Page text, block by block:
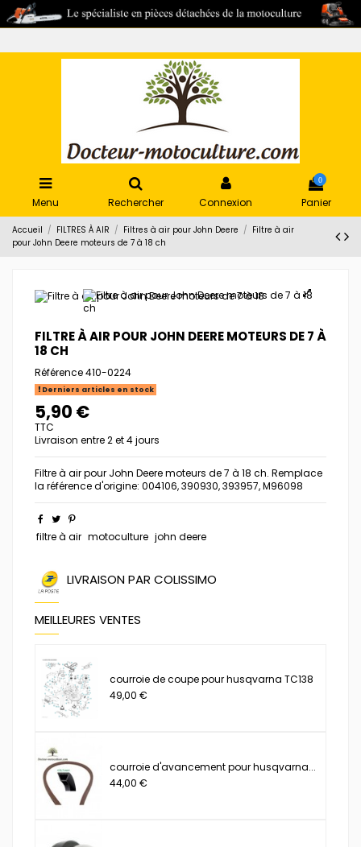
Menu Rechercher Connexion
0
Panier
Accueil FILTRES À AIR Filtres à air pour John Deere
Filtre à air
pour John Deere moteurs de 7 à 18 ch
FILTRE À AIR POUR JOHN DEERE MOTEURS DE 7 À
18 CH
Référence410-0224
Derniers articles en stock
5,90 €
TTC
Livraison entre 2 et 4 jours
Filtre à air pour John Deere moteurs de 7 à 18 ch. Remplace
la référence d'origine: 004106, 390930, 393957, M96098
filtre à air motoculture john deere
LIVRAISON PAR COLISSIMO
MEILLEURES VENTES
courroie de coupe pour husqvarna TC138
49,00 €
courroie d'avancement pour husqvarna...
44,00 €